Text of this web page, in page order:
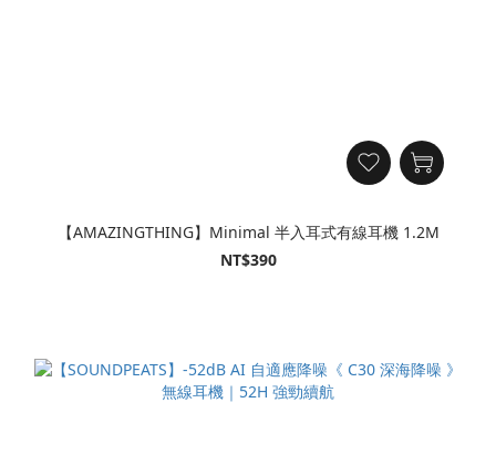
【AMAZINGTHING】Minimal 半入耳式有線耳機 1.2M
NT$390